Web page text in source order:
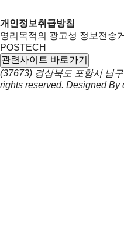
개인정보취급방침
영리목적의 광고성 정보전송
POSTECH
관련사이트 바로가기
(37673) 경상북도 포항시 남
rights reserved. Designed By